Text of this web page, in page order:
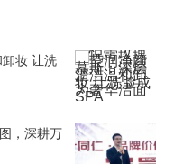
妆 让洗
，深耕万